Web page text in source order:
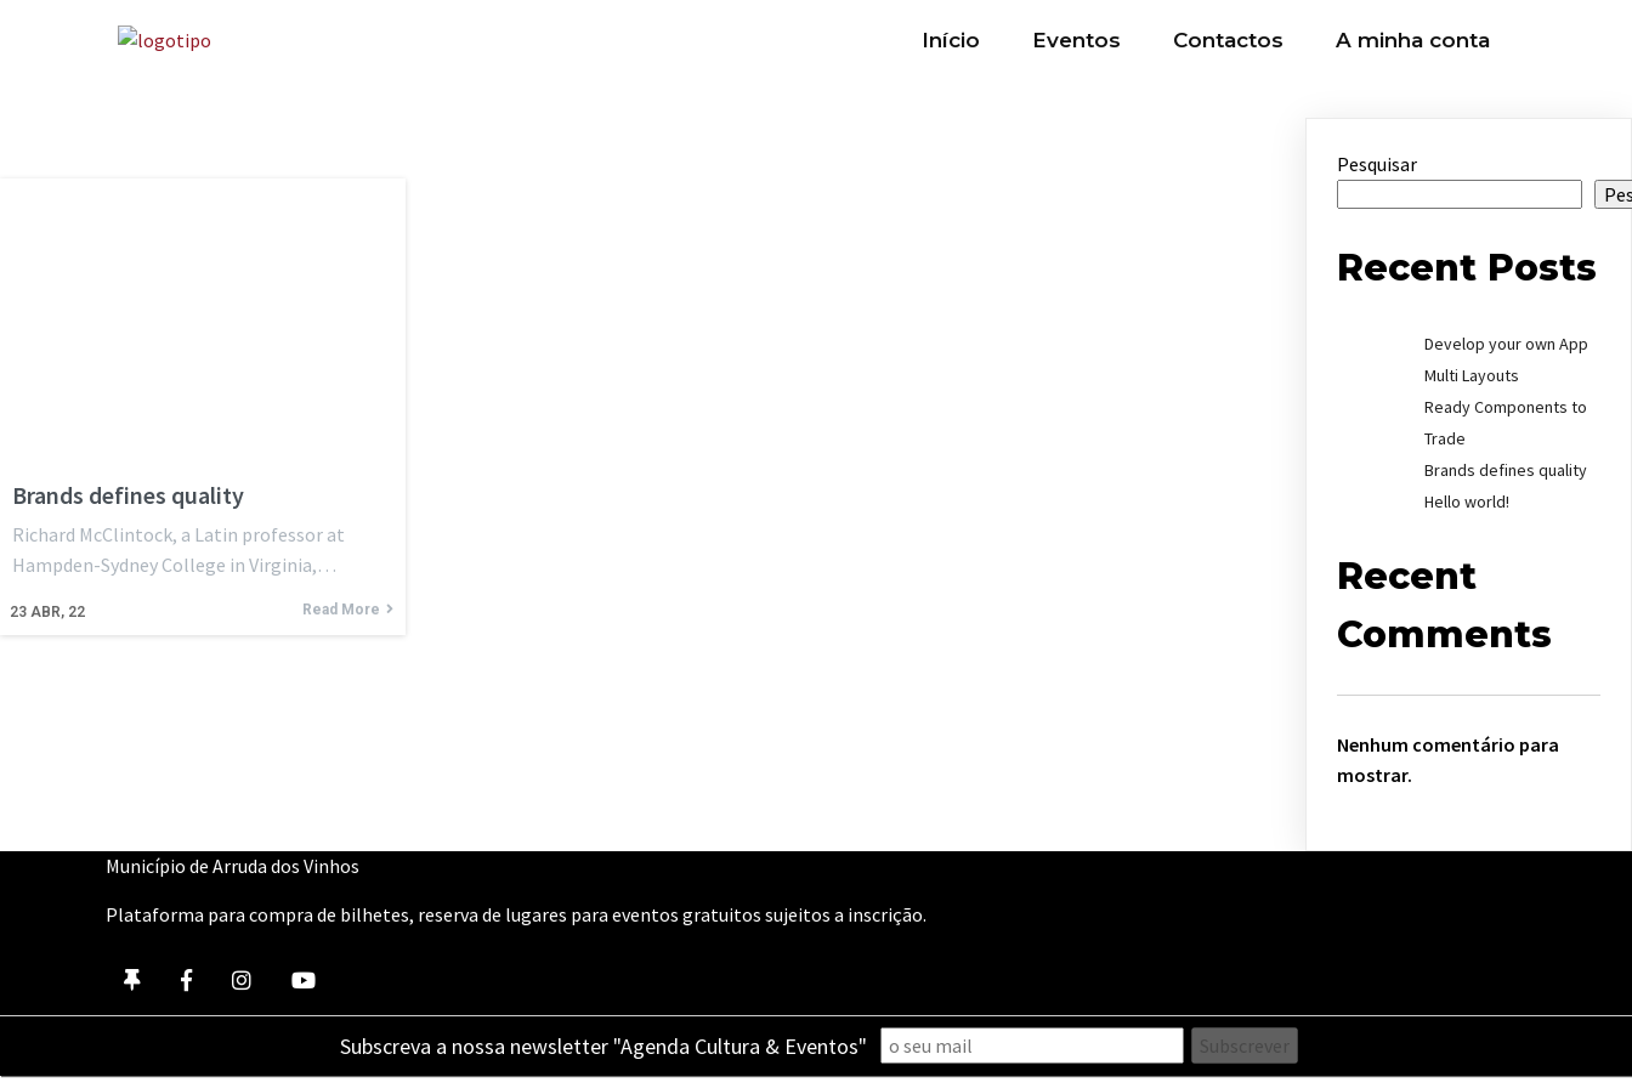
Início Eventos Contactos A minha conta
Brands defines quality
23 ABR, 22
Richard McClintock, a Latin professor at
Hampden-Sydney College in Virginia,…
Read More
Pesquisar
Recent Posts
Develop your own App
Multi Layouts
Ready Components to
Trade
Brands defines quality
Hello world!
Recent
Comments
Nenhum comentário para
mostrar.
Município de Arruda dos Vinhos
Plataforma para compra de bilhetes, reserva de lugares para eventos gratuitos sujeitos a inscrição.
Subscreva a nossa newsletter "Agenda Cultura & Eventos"